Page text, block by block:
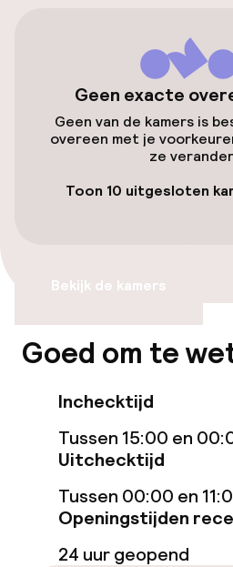
Openbaar parkeren
Entertainment
Betaalde wifi
Eet- en
Bar
Eet- en drinkdiensten
Geen exacte
Geen van de kamers is
overeen met je
ze
Toon 10 uitgesloten
Bekijk de kamers
Goed om te
Inchecktijd
Tussen 15:00 en
Uitchecktijd
Tussen 00:00 en
Openingstijden
24 uur geopend